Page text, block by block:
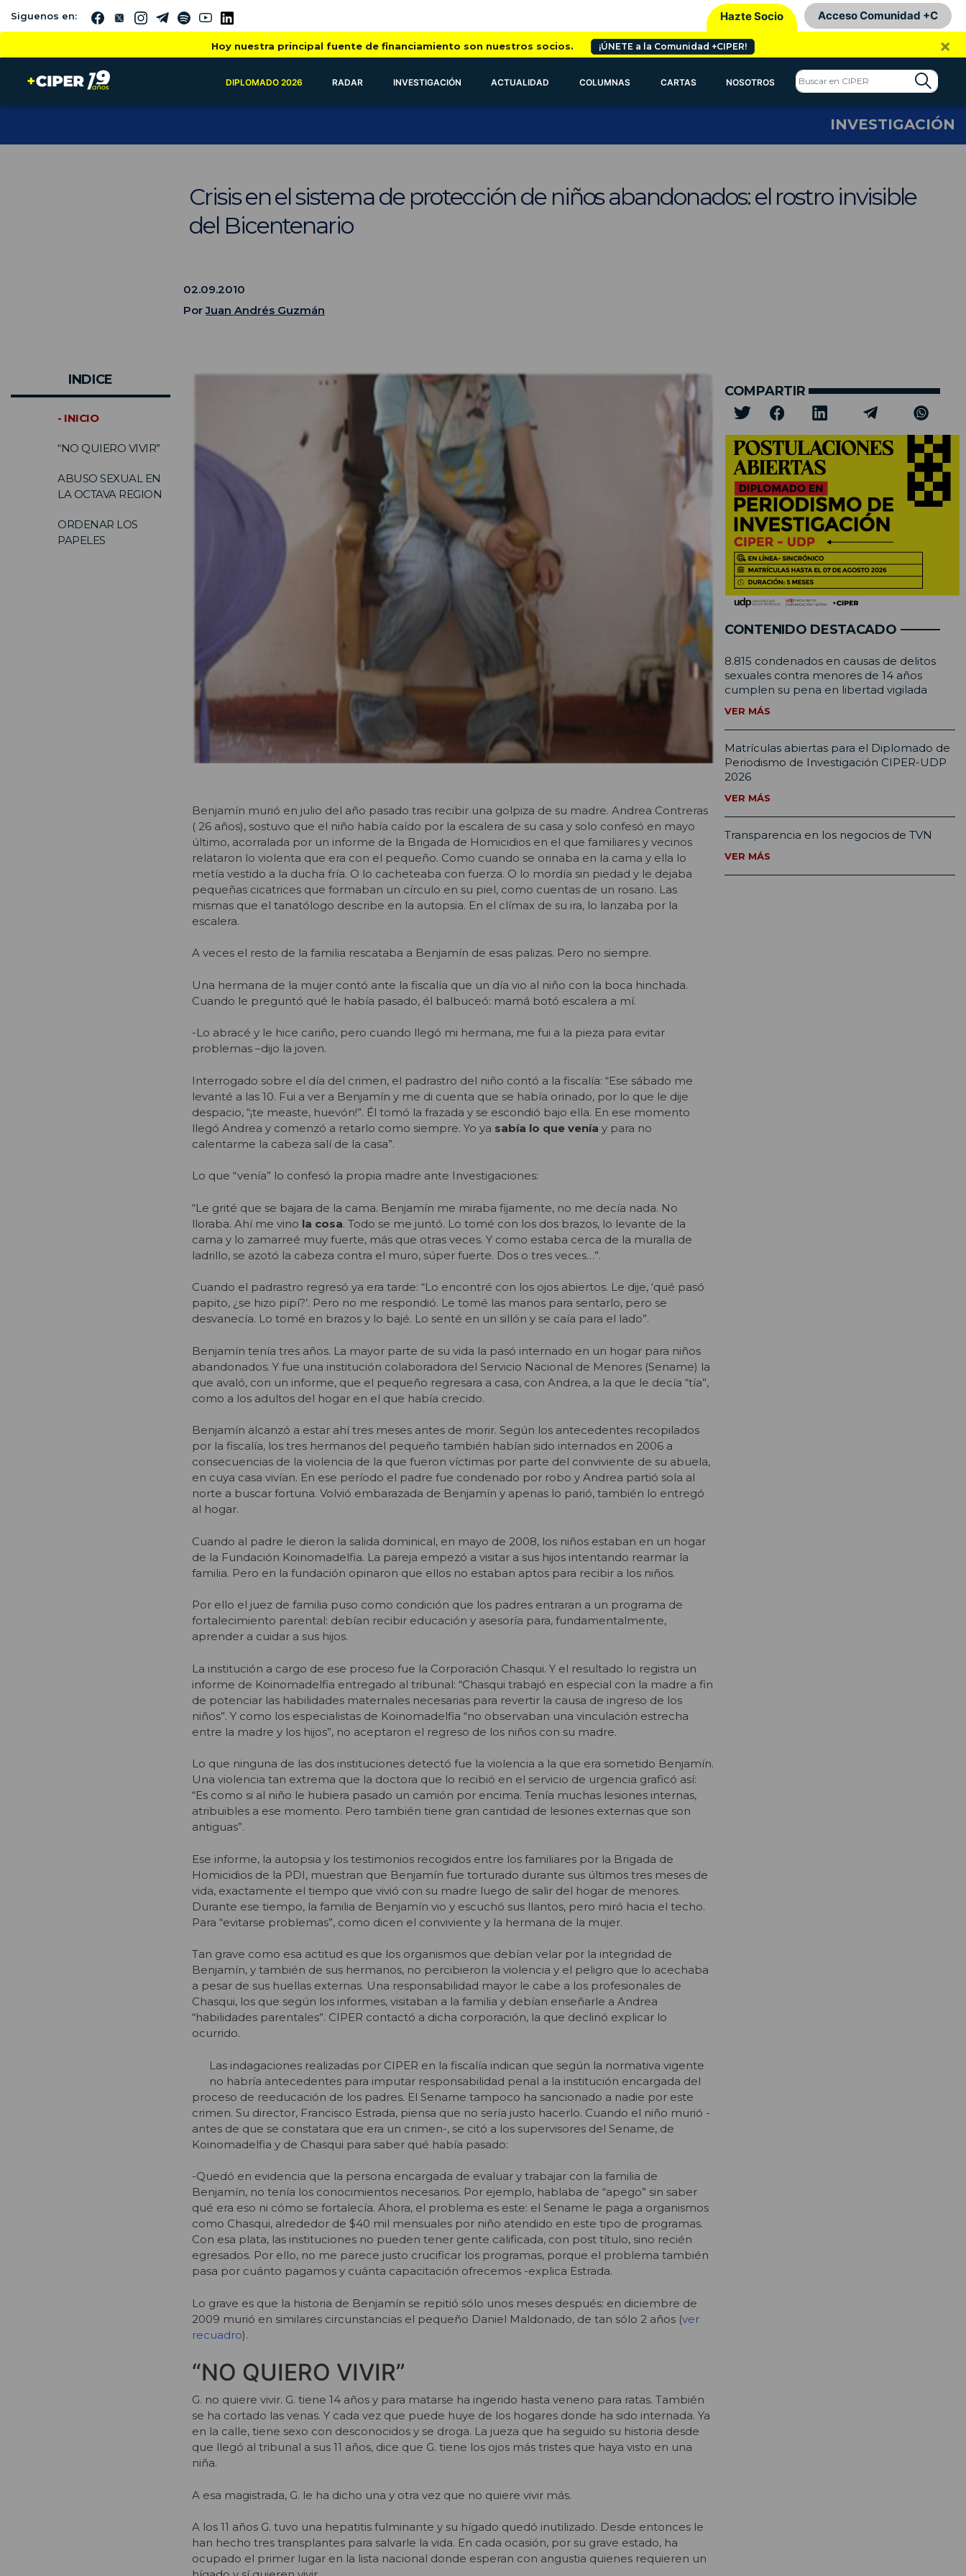
Siguenos en: Hazte Socio Acceso Comunidad +C
Hoy nuestra principal fuente de financiamiento son nuestros socios. ¡ÚNETE a la Comunidad +CIPER! ×
DIPLOMADO 2026 RADAR INVESTIGACIÓN ACTUALIDAD COLUMNAS CARTAS NOSOTROS
INVESTIGACIÓN
Crisis en el sistema de protección de niños abandonados: el rostro invisible
del Bicentenario
02.09.2010
PorJuan Andrés Guzmán
INDICE
- INICIO
“NO QUIERO VIVIR”
ABUSO SEXUAL EN
LA OCTAVA REGION
ORDENAR LOS
PAPELES
Benjamín murió en julio del año pasado tras recibir una golpiza de su madre. Andrea Contreras
( 26 años), sostuvo que el niño había caído por la escalera de su casa y solo confesó en mayo
último, acorralada por un informe de la Brigada de Homicidios en el que familiares y vecinos
relataron lo violenta que era con el pequeño. Como cuando se orinaba en la cama y ella lo
metía vestido a la ducha fría. O lo cacheteaba con fuerza. O lo mordía sin piedad y le dejaba
pequeñas cicatrices que formaban un círculo en su piel, como cuentas de un rosario. Las
mismas que el tanatólogo describe en la autopsia. En el clímax de su ira, lo lanzaba por la
escalera.
A veces el resto de la familia rescataba a Benjamín de esas palizas. Pero no siempre.
Una hermana de la mujer contó ante la fiscalía que un día vio al niño con la boca hinchada.
Cuando le preguntó qué le había pasado, él balbuceó: mamá botó escalera a mí.
-Lo abracé y le hice cariño, pero cuando llegó mi hermana, me fui a la pieza para evitar
problemas –dijo la joven.
Interrogado sobre el día del crimen, el padrastro del niño contó a la fiscalía: “Ese sábado me
levanté a las 10. Fui a ver a Benjamín y me di cuenta que se había orinado, por lo que le dije
despacio, “¡te measte, huevón!”. Él tomó la frazada y se escondió bajo ella. En ese momento
llegó Andrea y comenzó a retarlo como siempre. Yo ya sabía lo que venía y para no
calentarme la cabeza salí de la casa”.
Lo que “venía” lo confesó la propia madre ante Investigaciones:
“Le grité que se bajara de la cama. Benjamín me miraba fijamente, no me decía nada. No
lloraba. Ahí me vino la cosa. Todo se me juntó. Lo tomé con los dos brazos, lo levante de la
cama y lo zamarreé muy fuerte, más que otras veces. Y como estaba cerca de la muralla de
ladrillo, se azotó la cabeza contra el muro, súper fuerte. Dos o tres veces…”.
Cuando el padrastro regresó ya era tarde: “Lo encontré con los ojos abiertos. Le dije, ‘qué pasó
papito, ¿se hizo pipí?’. Pero no me respondió. Le tomé las manos para sentarlo, pero se
desvanecía. Lo tomé en brazos y lo bajé. Lo senté en un sillón y se caía para el lado”.
Benjamín tenía tres años. La mayor parte de su vida la pasó internado en un hogar para niños
abandonados. Y fue una institución colaboradora del Servicio Nacional de Menores (Sename) la
que avaló, con un informe, que el pequeño regresara a casa, con Andrea, a la que le decía “tía”,
como a los adultos del hogar en el que había crecido.
Benjamín alcanzó a estar ahí tres meses antes de morir. Según los antecedentes recopilados
por la fiscalía, los tres hermanos del pequeño también habían sido internados en 2006 a
consecuencias de la violencia de la que fueron víctimas por parte del conviviente de su abuela,
en cuya casa vivían. En ese período el padre fue condenado por robo y Andrea partió sola al
norte a buscar fortuna. Volvió embarazada de Benjamín y apenas lo parió, también lo entregó
al hogar.
Cuando al padre le dieron la salida dominical, en mayo de 2008, los niños estaban en un hogar
de la Fundación Koinomadelfia. La pareja empezó a visitar a sus hijos intentando rearmar la
familia. Pero en la fundación opinaron que ellos no estaban aptos para recibir a los niños.
Por ello el juez de familia puso como condición que los padres entraran a un programa de
fortalecimiento parental: debían recibir educación y asesoría para, fundamentalmente,
aprender a cuidar a sus hijos.
La institución a cargo de ese proceso fue la Corporación Chasqui. Y el resultado lo registra un
informe de Koinomadelfia entregado al tribunal: “Chasqui trabajó en especial con la madre a fin
de potenciar las habilidades maternales necesarias para revertir la causa de ingreso de los
niños”. Y como los especialistas de Koinomadelfia “no observaban una vinculación estrecha
entre la madre y los hijos”, no aceptaron el regreso de los niños con su madre.
Lo que ninguna de las dos instituciones detectó fue la violencia a la que era sometido Benjamín.
Una violencia tan extrema que la doctora que lo recibió en el servicio de urgencia graficó así:
“Es como si al niño le hubiera pasado un camión por encima. Tenía muchas lesiones internas,
atribuibles a ese momento. Pero también tiene gran cantidad de lesiones externas que son
antiguas”.
Ese informe, la autopsia y los testimonios recogidos entre los familiares por la Brigada de
Homicidios de la PDI, muestran que Benjamín fue torturado durante sus últimos tres meses de
vida, exactamente el tiempo que vivió con su madre luego de salir del hogar de menores.
Durante ese tiempo, la familia de Benjamín vio y escuchó sus llantos, pero miró hacia el techo.
Para “evitarse problemas”, como dicen el conviviente y la hermana de la mujer.
Tan grave como esa actitud es que los organismos que debían velar por la integridad de
Benjamín, y también de sus hermanos, no percibieron la violencia y el peligro que lo acechaba
a pesar de sus huellas externas. Una responsabilidad mayor le cabe a los profesionales de
Chasqui, los que según los informes, visitaban a la familia y debían enseñarle a Andrea
“habilidades parentales”. CIPER contactó a dicha corporación, la que declinó explicar lo
ocurrido.
Las indagaciones realizadas por CIPER en la fiscalía indican que según la normativa vigente
no habría antecedentes para imputar responsabilidad penal a la institución encargada del
proceso de reeducación de los padres. El Sename tampoco ha sancionado a nadie por este
crimen. Su director, Francisco Estrada, piensa que no sería justo hacerlo. Cuando el niño murió -
antes de que se constatara que era un crimen-, se citó a los supervisores del Sename, de
Koinomadelfia y de Chasqui para saber qué había pasado:
-Quedó en evidencia que la persona encargada de evaluar y trabajar con la familia de
Benjamín, no tenía los conocimientos necesarios. Por ejemplo, hablaba de “apego” sin saber
qué era eso ni cómo se fortalecía. Ahora, el problema es este: el Sename le paga a organismos
como Chasqui, alrededor de $40 mil mensuales por niño atendido en este tipo de programas.
Con esa plata, las instituciones no pueden tener gente calificada, con post título, sino recién
egresados. Por ello, no me parece justo crucificar los programas, porque el problema también
pasa por cuánto pagamos y cuánta capacitación ofrecemos -explica Estrada.
Lo grave es que la historia de Benjamín se repitió sólo unos meses después: en diciembre de
2009 murió en similares circunstancias el pequeño Daniel Maldonado, de tan sólo 2 años (ver
recuadro).
“NO QUIERO VIVIR”
G. no quiere vivir. G. tiene 14 años y para matarse ha ingerido hasta veneno para ratas. También
se ha cortado las venas. Y cada vez que puede huye de los hogares donde ha sido internada. Ya
en la calle, tiene sexo con desconocidos y se droga. La jueza que ha seguido su historia desde
que llegó al tribunal a sus 11 años, dice que G. tiene los ojos más tristes que haya visto en una
niña.
A esa magistrada, G. le ha dicho una y otra vez que no quiere vivir más.
A los 11 años G. tuvo una hepatitis fulminante y su hígado quedó inutilizado. Desde entonces le
han hecho tres transplantes para salvarle la vida. En cada ocasión, por su grave estado, ha
ocupado el primer lugar en la lista nacional donde esperan con angustia quienes requieren un
COMPARTIR
CONTENIDO DESTACADO
8.815 condenados en causas de delitos
sexuales contra menores de 14 años
cumplen su pena en libertad vigilada
VER MÁS
Matrículas abiertas para el Diplomado de
Periodismo de Investigación CIPER-UDP
2026
VER MÁS
Transparencia en los negocios de TVN
VER MÁS